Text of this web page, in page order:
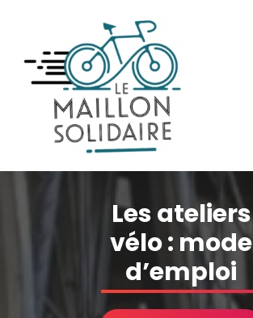
Les ateliers
vélo : mode
d’emploi